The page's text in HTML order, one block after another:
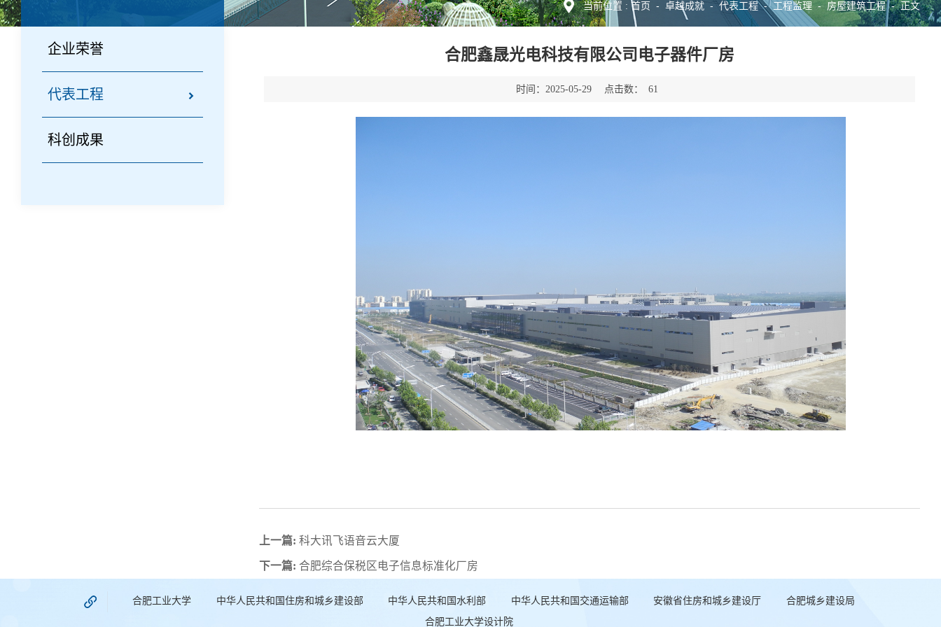
当前位置 : 首页 - 卓越成就 - 代表工程 - 工程监理 - 房屋建筑工程 - 正文
企业荣誉
代表工程
科创成果
合肥鑫晟光电科技有限公司电子器件厂房
时间： 2025-05-29 点击数： 61
上一篇: 科大讯飞语音云大厦
下一篇: 合肥综合保税区电子信息标准化厂房
合肥工业大学 中华人民共和国住房和城乡建设部 中华人民共和国水利部 中华人民共和国交通运输部 安徽省住房和城乡建设厅
合肥城乡建设局
合肥工业大学设计院